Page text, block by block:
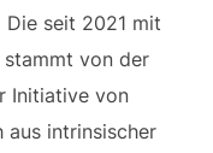
Die seit 2021 mit
von der
Initiative von
aus intrinsischer